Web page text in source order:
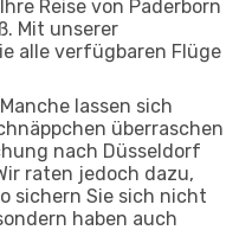
Reise von Paderborn
Mit unserer
alle verfügbaren Flüge
lassen sich
überraschen
nach Düsseldorf
raten jedoch dazu,
sichern Sie sich nicht
haben auch